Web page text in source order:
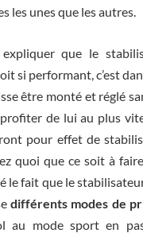
les unes que les autres.
que le
si performant, c’est
être monté et réglé
de lui au plus
pour effet de
quoi que ce soit à
le fait que le
différents modes de
au mode sport en